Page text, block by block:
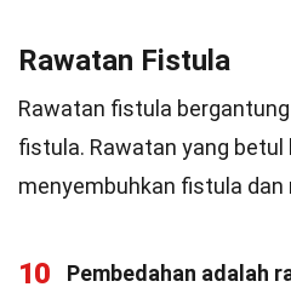
Rawatan Fistula
Rawatan fistula
fistula. Rawatan yang
menyembuhkan fistula
10
Pembedahan adalah